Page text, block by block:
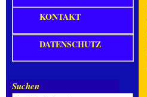
KONTAKT
DATENSCHUTZ
Suchen